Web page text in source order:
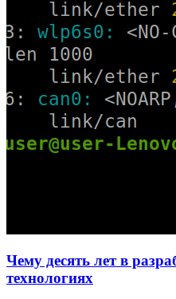
Чему десять лет в
технологиях